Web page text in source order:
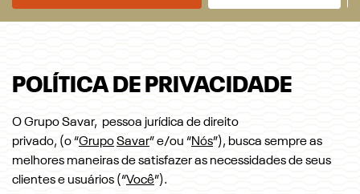
POLÍTICA DE PRIVACIDADE
O Grupo Savar, pessoa jurídica de direito
privado, (o “GrupoSavar” e/ou “Nós”), busca sempre as
melhores maneiras de satisfazer as necessidades de seus
clientes e usuários (“Você”).